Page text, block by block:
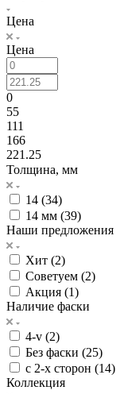
Цена
Цена
0
55
111
166
221.25
Толщина, мм
14 (34)
14 мм (39)
Наши предложения
Хит (2)
Советуем (2)
Акция (1)
Наличие фаски
4-v (2)
Без фаски (25)
с 2-х сторон (14)
Коллекция